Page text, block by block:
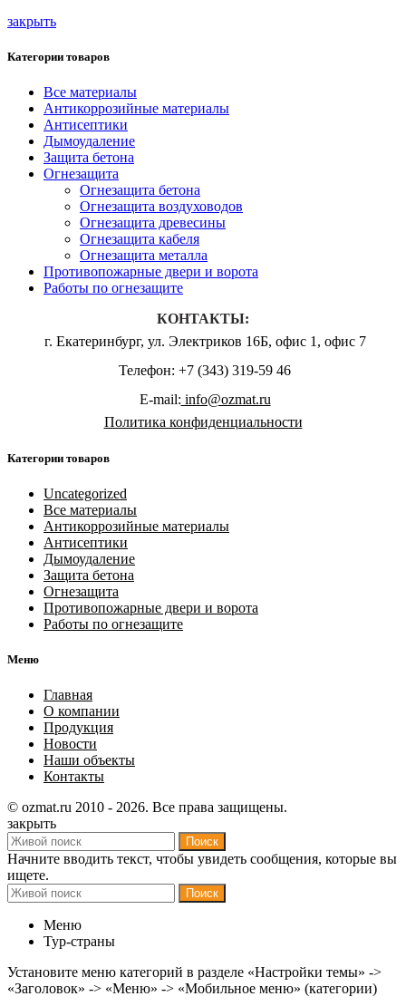
закрыть
Категории товаров
Все материалы
Антикоррозийные материалы
Антисептики
Дымоудаление
Защита бетона
Огнезащита
Огнезащита бетона
Огнезащита воздуховодов
Огнезащита древесины
Огнезащита кабеля
Огнезащита металла
Противопожарные двери и ворота
Работы по огнезащите
КОНТАКТЫ:
г. Екатеринбург, ул. Электриков 16Б, офис 1, офис 7
Телефон: +7 (343) 319-59 46
E-mail: info@ozmat.ru
Политика конфиденциальности
Категории товаров
Uncategorized
Все материалы
Антикоррозийные материалы
Антисептики
Дымоудаление
Защита бетона
Огнезащита
Противопожарные двери и ворота
Работы по огнезащите
Меню
Главная
О компании
Продукция
Новости
Наши объекты
Контакты
© ozmat.ru 2010 - 2026. Все права защищены.
закрыть
Поиск
Начните вводить текст, чтобы увидеть сообщения, которые вы
ищете.
Поиск
Меню
Тур-страны
Установите меню категорий в разделе «Настройки темы» ->
«Заголовок» -> «Меню» -> «Мобильное меню» (категории)